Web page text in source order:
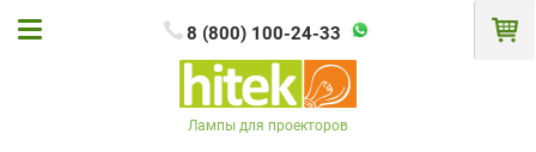
8 (800) 100-24-33
Лампы для проекторов